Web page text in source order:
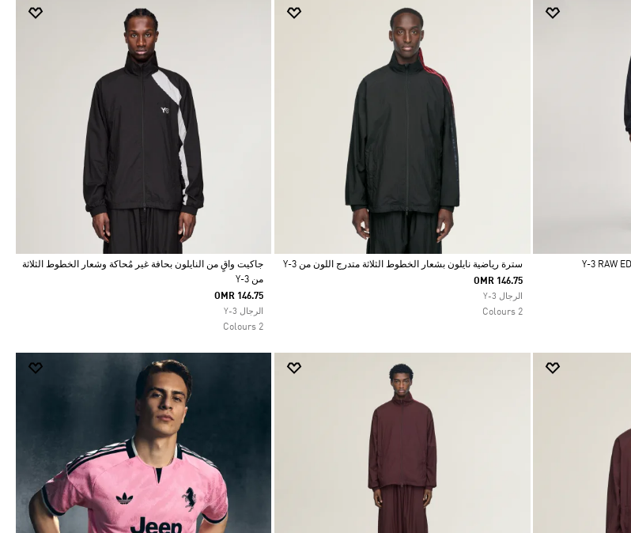
Selected
سترة رياضية نايلون بشعار الخطوط الثلاثة متدرج اللون من Y-3
OMR 146.75
الرجال Y-3
2 Colours
Selected
جاكيت واقٍ من النايلون بحافة غير مُحاكة وشعار الخطوط الثلاثة
من Y-3
OMR 146.75
الرجال Y-3
2 Colours